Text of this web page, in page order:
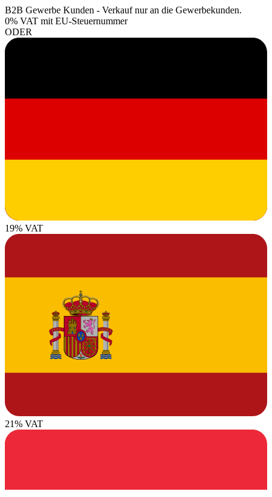
B2B Gewerbe Kunden - Verkauf nur an die Gewerbekunden.
0% VAT mit EU-Steuernummer
ODER
19% VAT
21% VAT